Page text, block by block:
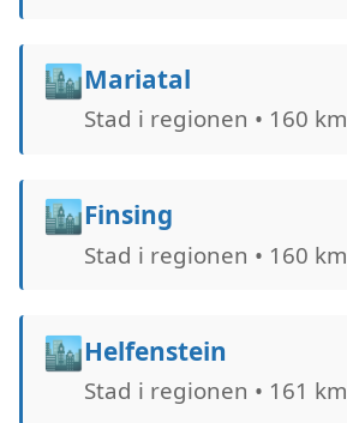
🏙️Mariatal
Stad i regionen • 160 km
🏙️Finsing
Stad i regionen • 160 km
🏙️Helfenstein
Stad i regionen • 161 km